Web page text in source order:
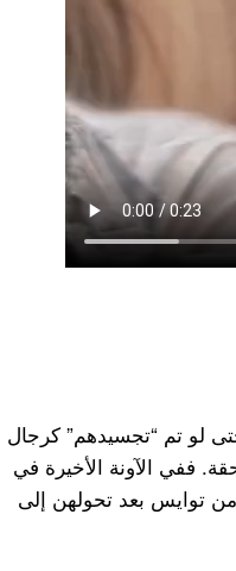
لو تم “تجسيدهم” كرجال
ففي الآونة الأخيرة في
، أصبحت الصور الخيالية لـ 9 أعضاء من توايس بعد تحولهن إلى